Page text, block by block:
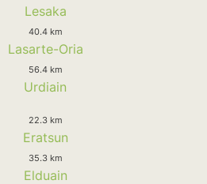
Lesaka
40.4 km
Lasarte-Oria
56.4 km
Urdiain
22.3 km
Eratsun
35.3 km
Elduain